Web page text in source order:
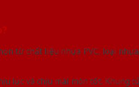
từ chất liệu nhựa PVC, loại
lực và chịu mài mòn tốt. Khung